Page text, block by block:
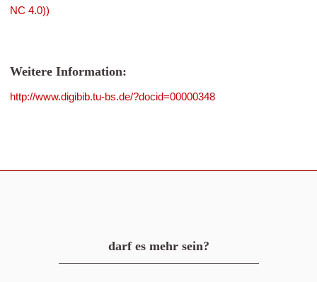
NC 4.0))
Weitere Information:
http://www.digibib.tu-bs.de/?docid=00000348
darf es mehr sein?